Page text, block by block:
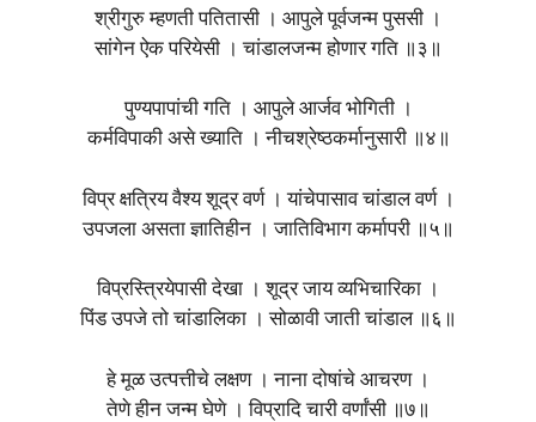
श्रीगुरु म्हणती पतितासी । आपुले पूर्वजन्म पुससी ।
सांगेन ऐक परियेसी । चांडालजन्म होणार गति ॥३॥
पुण्यपापांची गति । आपुले आर्जव भोगिती ।
कर्मविपाकी असे ख्याति । नीचश्रेष्ठकर्मानुसारी ॥४॥
विप्र क्षत्रिय वैश्य शूद्र वर्ण । यांचेपासाव चांडाल वर्ण ।
उपजला असता ज्ञातिहीन । जातिविभाग कर्मापरी ॥५॥
विप्रस्त्रियेपासी देखा । शूद्र जाय व्यभिचारिका ।
पिंड उपजे तो चांडालिका । सोळावी जाती चांडाल ॥६॥
हे मूळ उत्पत्तीचे लक्षण । नाना दोषांचे आचरण ।
तेणे हीन जन्म घेणे । विप्रादि चारी वर्णांसी ॥७॥